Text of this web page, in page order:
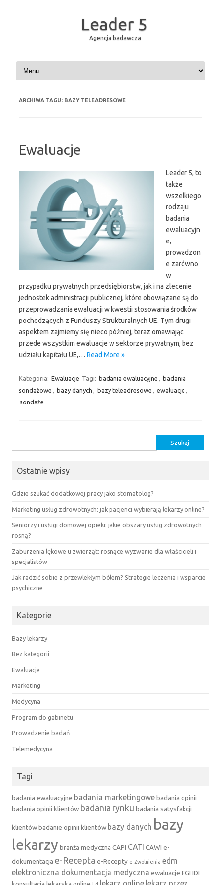
Leader 5
Agencja badawcza
Przejdź do treści
ARCHIWA TAGU: BAZY TELEADRESOWE
Ewaluacje
Leader 5, to
także
wszelkiego
rodzaju
badania
ewaluacyjn
e,
prowadzon
e zarówno
w
przypadku prywatnych przedsiębiorstw, jak i na zlecenie
jednostek administracji publicznej, które obowiązane są do
przeprowadzania ewaluacji w kwestii stosowania środków
pochodzących z Funduszy Strukturalnych UE. Tym drugi
aspektem zajmiemy się nieco później, teraz omawiając
przede wszystkim ewaluacje w sektorze prywatnym, bez
udziału kapitału UE,… Read More »
Kategoria: Ewaluacje Tagi: badania ewaluacyjne , badania
sondażowe , bazy danych , bazy teleadresowe , ewaluacje ,
sondaże
Ostatnie wpisy
Gdzie szukać dodatkowej pracy jako stomatolog?
Marketing usług zdrowotnych: jak pacjenci wybierają lekarzy online?
Seniorzy i usługi domowej opieki: jakie obszary usług zdrowotnych
rosną?
Zaburzenia lękowe u zwierząt: rosnące wyzwanie dla właścicieli i
specjalistów
Jak radzić sobie z przewlekłym bólem? Strategie leczenia i wsparcie
psychiczne
Kategorie
Bazy lekarzy
Bez kategorii
Ewaluacje
Marketing
Medycyna
Program do gabinetu
Prowadzenie badań
Telemedycyna
Tagi
badania ewaluacyjne badania marketingowebadania opinii
badania opinii klientów badania rynku badania satysfakcji
klientówbadanie opinii klientów bazy danych bazy
lekarzy branża medyczna CAPI CATI CAWI e-
dokumentacja e-Recepta e-Recepty e-Zwolnienia edm
elektroniczna dokumentacja medyczna ewaluacje FGI IDI
lekarz online lekarz przez